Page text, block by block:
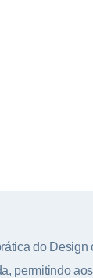
do
permitindo